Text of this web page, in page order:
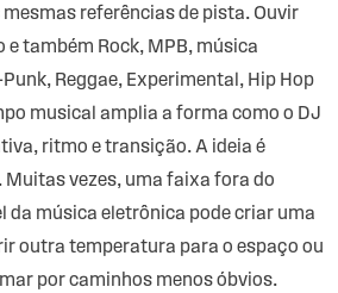
referências de pista. Ouvir
e também Rock, MPB, música
Reggae, Experimental, Hip Hop
musical amplia a forma como o DJ
ritmo e transição. A ideia é
vezes, uma faixa fora do
da música eletrônica pode criar uma
outra temperatura para o espaço ou
por caminhos menos óbvios.